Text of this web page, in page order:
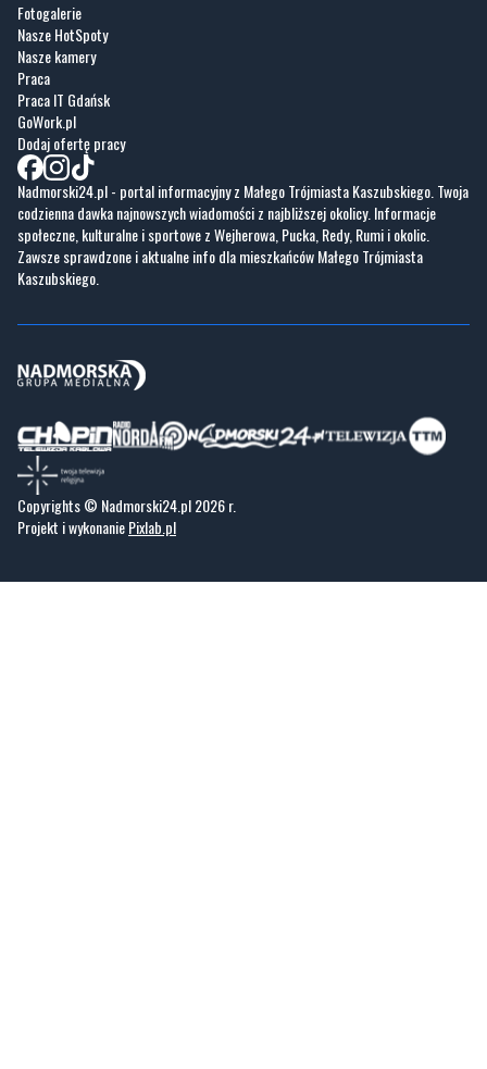
Fotogalerie
Nasze HotSpoty
Nasze kamery
Praca
Praca IT Gdańsk
GoWork.pl
Dodaj ofertę pracy
Nadmorski24.pl - portal informacyjny z Małego Trójmiasta Kaszubskiego. Twoja
codzienna dawka najnowszych wiadomości z najbliższej okolicy. Informacje
społeczne, kulturalne i sportowe z Wejherowa, Pucka, Redy, Rumi i okolic.
Zawsze sprawdzone i aktualne info dla mieszkańców Małego Trójmiasta
Kaszubskiego.
Copyrights © Nadmorski24.pl 2026 r.
Projekt i wykonaniePixlab.pl